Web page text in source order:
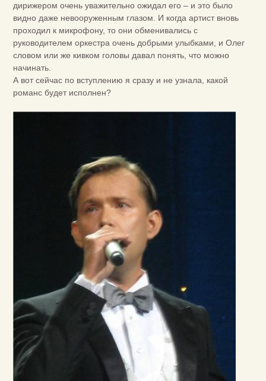
дирижером очень уважительно ожидал его – и это было
видно даже невооруженным глазом. И когда артист вновь
проходил к микрофону, то они обменивались с
руководителем оркестра очень добрыми улыбками, и Олег
словом или же кивком головы давал понять, что можно
начинать.
А вот сейчас по вступлению я сразу и не узнала, какой
романс будет исполнен?